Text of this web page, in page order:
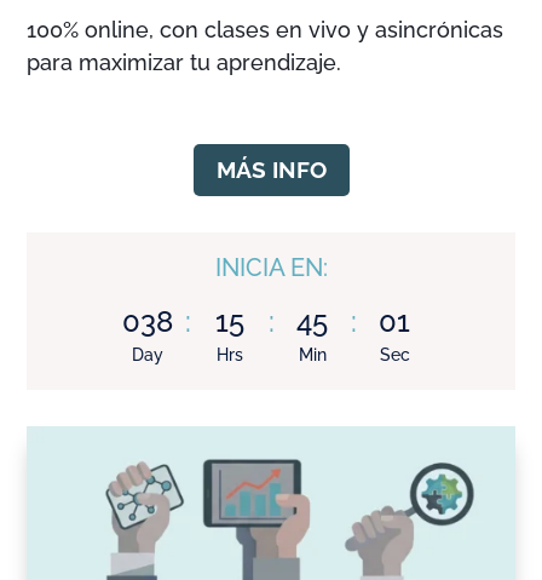
100% online, con clases en vivo y asincrónicas
para maximizar tu aprendizaje.
MÁS INFO
INICIA EN:
038
Day
: 15
Hrs
: 44
Min
: 59
Sec